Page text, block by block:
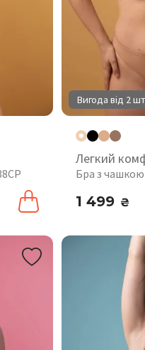
Вигода від 2
Легкий
Бра з чашкою
1 499 ₴